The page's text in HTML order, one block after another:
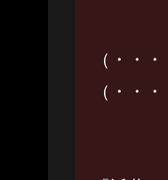
（・・・
（・・・